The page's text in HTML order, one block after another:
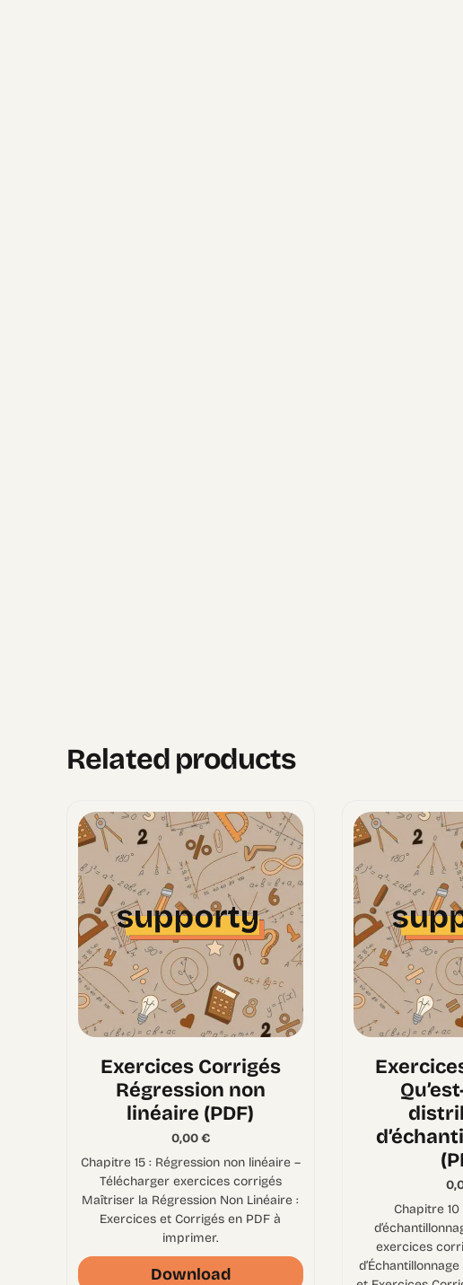
Related products
Exercices Corrigés
Régression non
linéaire (PDF)
0,00€
Chapitre 15 : Régression non linéaire –
Télécharger exercices corrigés
Maîtriser la Régression Non Linéaire :
Exercices et Corrigés en PDF à
imprimer.
Download
Chapitre
exercices